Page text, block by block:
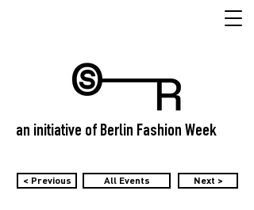
an initiative of Berlin Fashion Week
< Previous All Events Next >